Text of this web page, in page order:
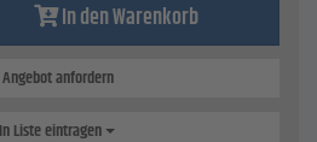
In den Warenkorb
anfordern
Liste eintragen